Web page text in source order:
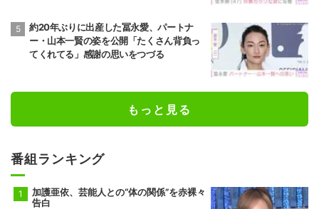
約20年ぶりに出産した冨永愛、パートナ
ー・山本一賢の姿を公開「たくさん背負っ
てくれてる」感謝の思いをつづる
もっと見る
番組ランキング
加護亜依、芸能人との“体の関係”を赤裸々
告白